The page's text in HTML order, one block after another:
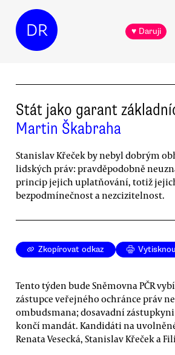
DR ♥ Daruji
Stát jako garant
Martin Škabraha
Stanislav Křeček by nebyl dobrým
lidských práv: pravděpodobně
princip jejich uplatňování, totiž
bezpodmínečnost a nezcizitelnost.
Zkopírovat odkaz
Tento týden bude Sněmovna PČR
zástupce veřejného ochránce práv
ombudsmana; dosavadní
končí mandát. Kandidáti na
Renata Vesecká, Stanislav Křeček a